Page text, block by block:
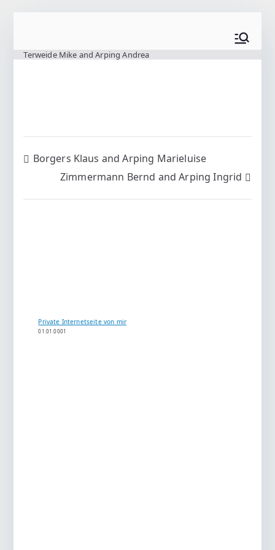
springen
Terweide Mike and Arping Andrea
Beitragsnavigation
Borgers Klaus and Arping Marieluise
Zimmermann Bernd and Arping Ingrid
Private Internetseite von mir
01.01.0001